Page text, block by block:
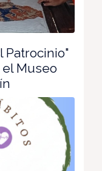
Patrocinio"
Museo